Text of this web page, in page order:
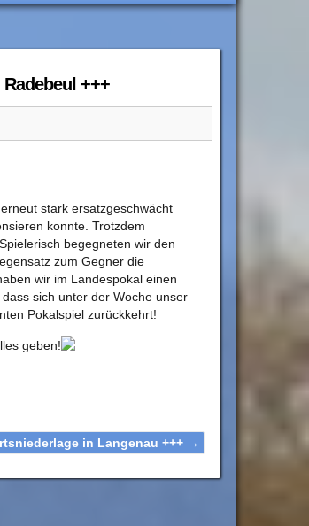
+++
stark ersatzgeschwächt
konnte. Trotzdem
begegneten wir den
zum Gegner die
wir im Landespokal einen
sich unter der Woche unser
Pokalspiel zurückkehrt!
geben!
in Langenau +++ →